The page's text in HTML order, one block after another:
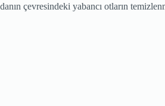
çevresindeki yabancı otların